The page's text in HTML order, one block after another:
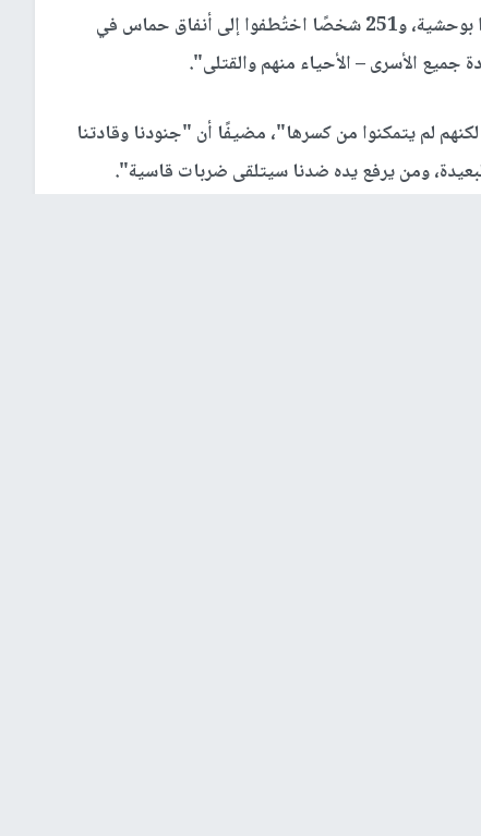
وكرر المزاعم بأن "الرضّع والأطفال وكبار السن قُتلوا بوحشية، و251 شخصًا اختُطفوا إلى أنفاق حماس في
الأسرى – الأحياء منهم والقتلى".
لكنهم لم يتمكنوا من كسرها"، مضيفًا أن "جنودنا وقادتنا
ومن يرفع يده ضدنا سيتلقى ضربات قاسية".